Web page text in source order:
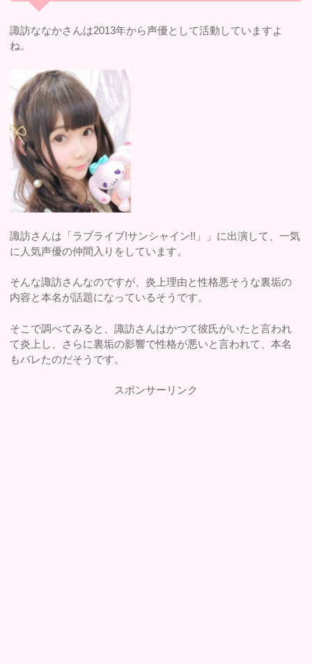
諏訪ななかさんは2013年から声優として活動していますよ
ね。
諏訪さんは「ラブライブ!サンシャイン!!」」に出演して、一気
に人気声優の仲間入りをしています。
そんな諏訪さんなのですが、炎上理由と性格悪そうな裏垢の
内容と本名が話題になっているそうです。
そこで調べてみると、諏訪さんはかつて彼氏がいたと言われ
て炎上し、さらに裏垢の影響で性格が悪いと言われて、本名
もバレたのだそうです。
スポンサーリンク